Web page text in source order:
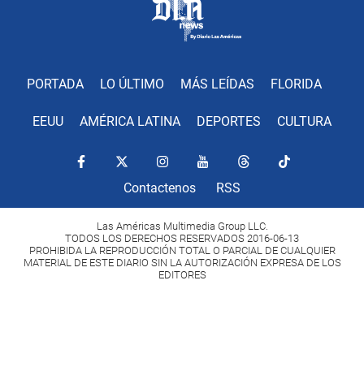
PORTADA LO ÚLTIMO MÁS LEÍDAS FLORIDA
EEUU AMÉRICA LATINA DEPORTES CULTURA
Contactenos RSS
Las Américas Multimedia Group LLC.
TODOS LOS DERECHOS RESERVADOS 2016-06-13
PROHIBIDA LA REPRODUCCIÓN TOTAL O PARCIAL DE CUALQUIER
MATERIAL DE ESTE DIARIO SIN LA AUTORIZACIÓN EXPRESA DE LOS
EDITORES